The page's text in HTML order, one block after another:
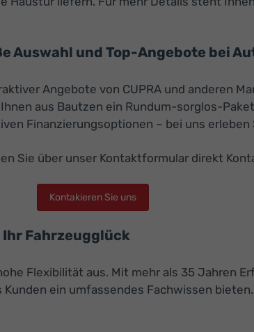
Auswahl und Top-Angebote bei
Angebote von CUPRA und anderen
aus Bautzen ein Rundum-sorglos-
Finanzierungsoptionen – bei uns
Sie über unser Kontaktformular direkt
Kontakieren Sie uns
Fahrzeugglück
Flexibilität aus. Mit mehr als 35 Jahren
ein umfassendes Fachwissen bieten.